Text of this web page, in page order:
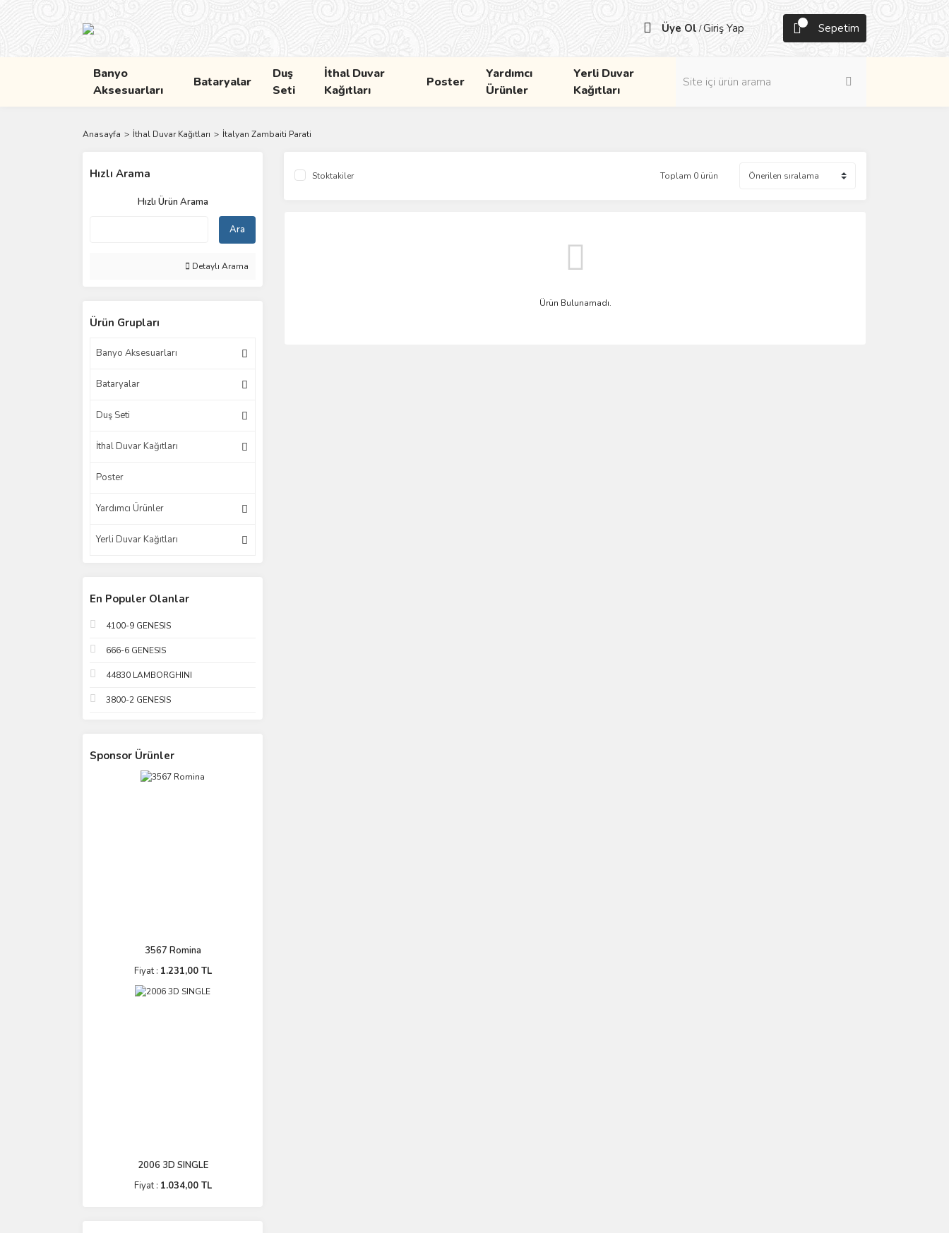
Üye Ol /Giriş Yap Sepetim
Banyo
Aksesuarları
Bataryalar
Duş
Seti
İthal Duvar
Kağıtları
Poster
Yardımcı
Ürünler
Yerli Duvar
Kağıtları
Anasayfa İthal Duvar Kağıtları İtalyan Zambaiti Parati
Hızlı Arama
Hızlı Ürün Arama
Ara
Detaylı Arama
Ürün Grupları
Banyo Aksesuarları
Bataryalar
Duş Seti
İthal Duvar Kağıtları
Poster
Yardımcı Ürünler
Yerli Duvar Kağıtları
En Populer Olanlar
4100-9 GENESIS
666-6 GENESIS
44830 LAMBORGHINI
3800-2 GENESIS
Sponsor Ürünler
3567 Romina
Fiyat : 1.231,00 TL
2006 3D SINGLE
Fiyat : 1.034,00 TL
Stoktakiler Toplam 0 ürün
Ürün Bulunamadı.